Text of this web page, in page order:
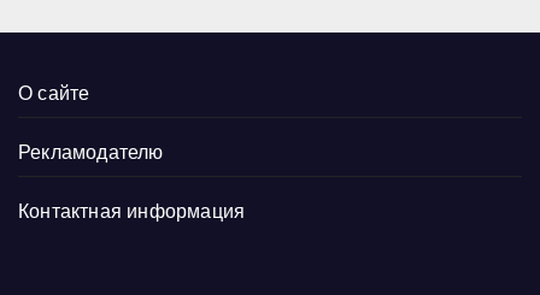
О сайте
Рекламодателю
Контактная информация